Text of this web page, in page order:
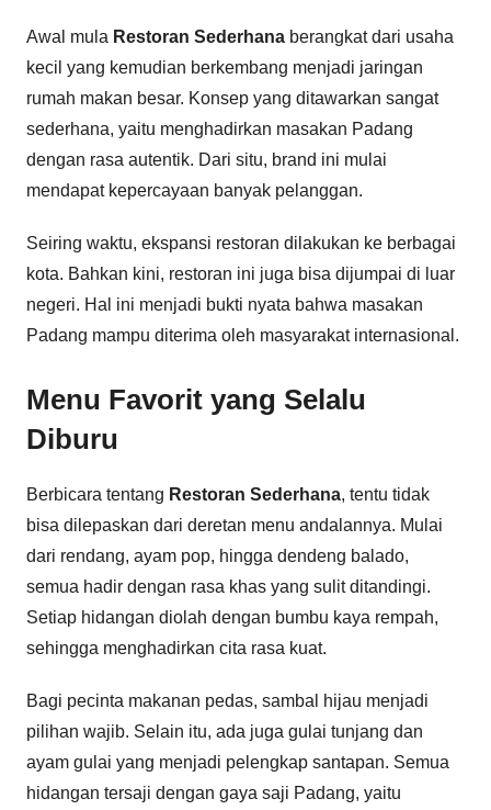
Awal mula Restoran Sederhana berangkat dari usaha
kecil yang kemudian berkembang menjadi jaringan
rumah makan besar. Konsep yang ditawarkan sangat
sederhana, yaitu menghadirkan masakan Padang
dengan rasa autentik. Dari situ, brand ini mulai
mendapat kepercayaan banyak pelanggan.
Seiring waktu, ekspansi restoran dilakukan ke berbagai
kota. Bahkan kini, restoran ini juga bisa dijumpai di luar
negeri. Hal ini menjadi bukti nyata bahwa masakan
Padang mampu diterima oleh masyarakat internasional.
Menu Favorit yang Selalu
Diburu
Berbicara tentang Restoran Sederhana, tentu tidak
bisa dilepaskan dari deretan menu andalannya. Mulai
dari rendang, ayam pop, hingga dendeng balado,
semua hadir dengan rasa khas yang sulit ditandingi.
Setiap hidangan diolah dengan bumbu kaya rempah,
sehingga menghadirkan cita rasa kuat.
Bagi pecinta makanan pedas, sambal hijau menjadi
pilihan wajib. Selain itu, ada juga gulai tunjang dan
ayam gulai yang menjadi pelengkap santapan. Semua
hidangan tersaji dengan gaya saji Padang, yaitu